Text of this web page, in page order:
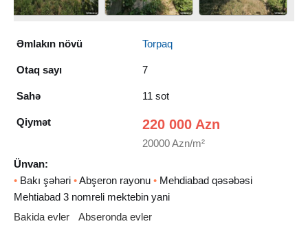
Əmlakın növü Torpaq
Otaq sayı 7
Sahə 11 sot
Qiymət 220 000 Azn
20000 Azn/m²
Ünvan:
• Bakı şəhəri •Abşeron rayonu • Mehdiabad qəsəbəsi
Mehtiabad 3 nomreli mektebin yani
Bakida evler
Abseronda evler